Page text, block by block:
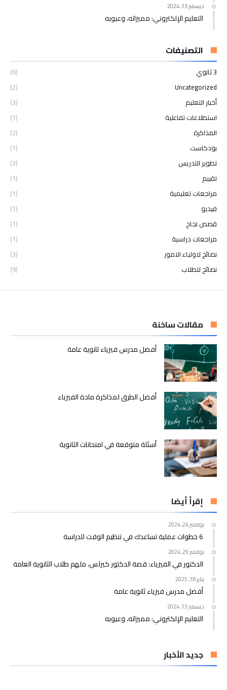
ديسمبر 13, 2024
التعليم الإلكتروني: مميزاته، وعيوبه
التصنيفات
3 ثانوي
(6)
Uncategorized
(2)
أخبار التعليم
(3)
استطلاعات تفاعلية
(1)
المذاكرة
(2)
بودكاست
(1)
تطوير التدريس
(3)
تقييم
(1)
مراجعات تعليمية
(1)
فيديو
(1)
قصص نجاح
(1)
مراجعات دراسية
(1)
نصائح لاولياء الامور
(3)
نصائح للطلاب
(9)
مقالات ساخنة
أفضل مدرس فيزياء ثانوية عامة
أفضل الطرق لمذاكرة مادة الفيزياء
أسئلة متوقعة في امتحانات الثانوية
إقرأ أيضا
نوفمبر 24, 2024
6 خطوات عملية تساعدك في تنظيم الوقت للدراسة
نوفمبر 29, 2024
الدكتور في الفيزياء: قصة الدكتور كيرلس، ملهم طلاب الثانوية العامة
يناير 18, 2025
أفضل مدرس فيزياء ثانوية عامة
ديسمبر 13, 2024
التعليم الإلكتروني: مميزاته، وعيوبه
جديد الأخبار